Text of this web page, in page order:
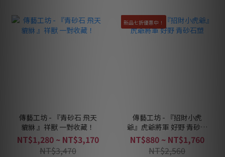
傳藝工坊 - 『青砂石 飛天
貔貅 』祥獸 一對收藏！
NT$1,280 ~ NT$3,170
NT$3,470
新品七折優惠中！
傳藝工坊 - 『招財小虎
爺』虎爺將軍 好野 青砂石
塑
NT$880 ~ NT$1,760
NT$2,560